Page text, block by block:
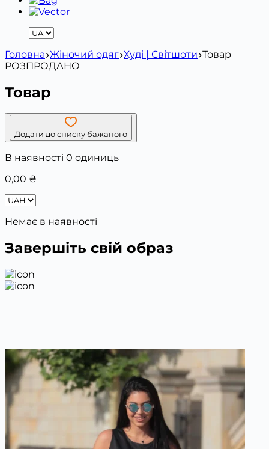
Головна Жіночий одяг Худі | Світшоти Товар
РОЗПРОДАНО
Товар
Додати до списку бажаного
В наявності 0 одиниць
0,00 ₴
Немає в наявності
Завершіть свій образ